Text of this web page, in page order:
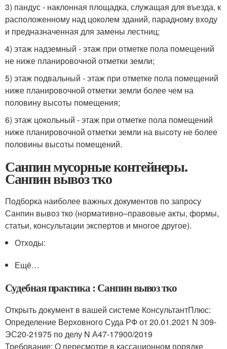
3) пандус - наклонная площадка, служащая для въезда, к
расположенному над цоколем зданий, парадному входу
и предназначенная для замены лестниц;
4) этаж надземный - этаж при отметке пола помещений
не ниже планировочной отметки земли;
5) этаж подвальный - этаж при отметке пола помещений
ниже планировочной отметки земли более чем на
половину высоты помещения;
6) этаж цокольный - этаж при отметке пола помещений
ниже планировочной отметки земли на высоту не более
половины высоты помещений.
Санпин мусорные контейнеры.
Санпин вывоз тко
Подборка наиболее важных документов по запросу
Санпин вывоз тко (нормативно–правовые акты, формы,
статьи, консультации экспертов и многое другое).
Отходы:
Ещё…
Судебная практика : Санпин вывоз тко
Открыть документ в вашей системе КонсультантПлюс:
Определение Верховного Суда РФ от 20.01.2021 N 309-
ЭС20-21975 по делу N А47-17900/2019
Требование: О пересмотре в кассационном порядке